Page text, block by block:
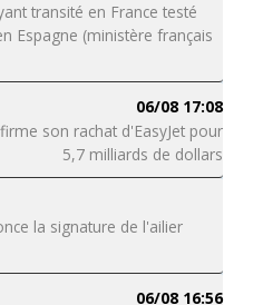
transité en France testé
Espagne (ministère français
06/08 17:08
son rachat d'EasyJet pour
5,7 milliards de dollars
la signature de l'ailier
06/08 16:56